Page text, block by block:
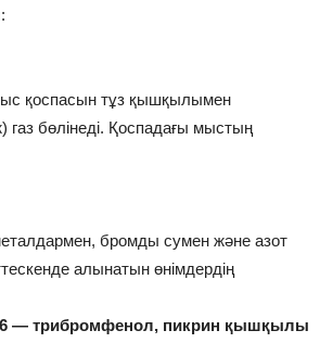
қоспасын тұз қышқылымен
газ бөлінеді. Қоспадағы мыстың
бромды сумен және азот
алынатын өнімдердің
— трибромфенол, пикрин қышқылы